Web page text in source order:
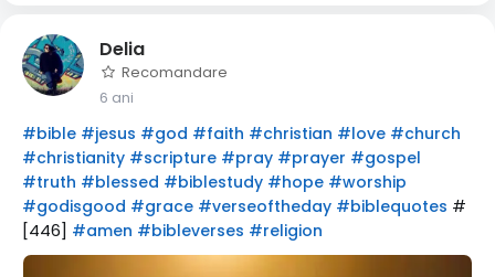
Delia
Recomandare
6 ani
#bible #jesus #god #faith #christian #love #church
#christianity #scripture #pray #prayer #gospel
#truth #blessed #biblestudy #hope #worship
#godisgood #grace #verseoftheday #biblequotes #
[446] #amen #bibleverses #religion